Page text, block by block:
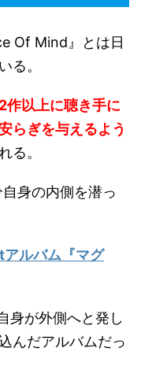
Of Mind』とは日
る。
作以上に聴き手に
らぎを与えるよう
る。
身の内側を潜っ
ルバム『マグ
身が外側へと発し
んだアルバムだっ